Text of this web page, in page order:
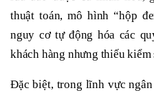
thuật toán, mô hình “hộp
nguy cơ tự động hóa các
khách hàng nhưng thiếu kiểm
Đặc biệt, trong lĩnh vực